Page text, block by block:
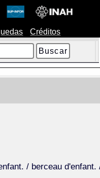
Créditos
/ berceau d'enfant.